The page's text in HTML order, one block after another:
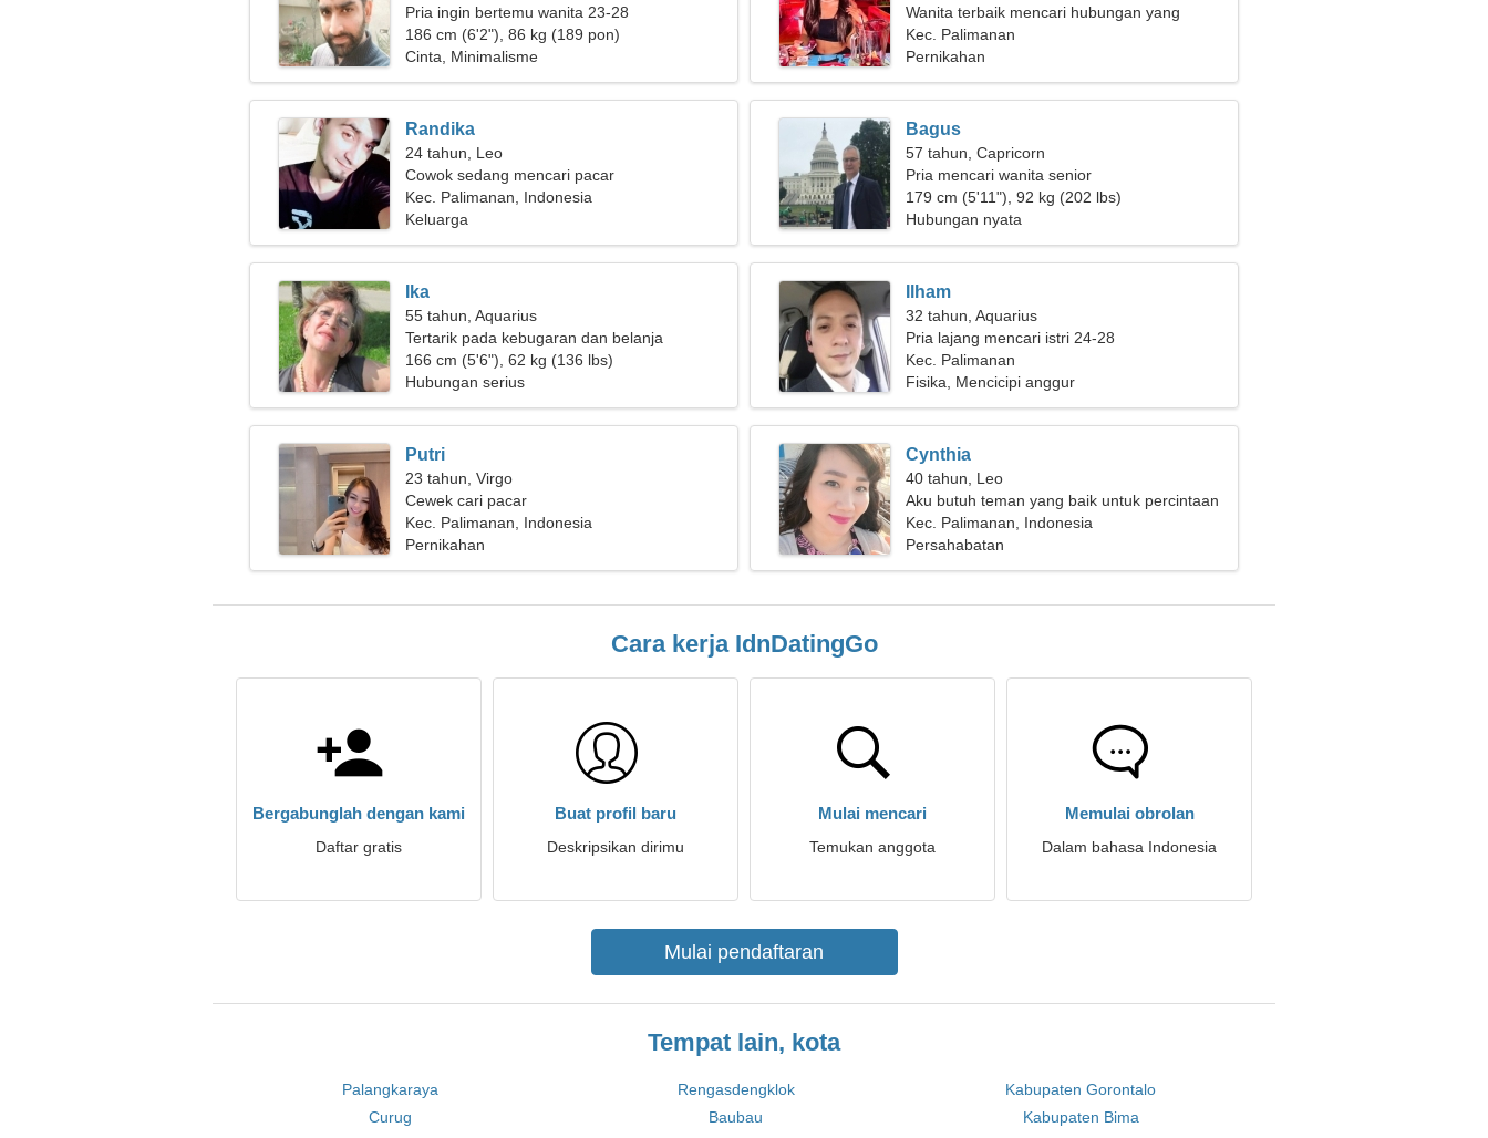
Pria ingin bertemu wanita 23-28
186 cm (6'2"), 86 kg (189 pon)
Cinta, Minimalisme
Wanita terbaik mencari hubungan yang
penuh gairah
Kec. Palimanan
Pernikahan
Randika
24 tahun, Leo
Cowok sedang mencari pacar
Kec. Palimanan, Indonesia
Keluarga
Bagus
57 tahun, Capricorn
Pria mencari wanita senior
179 cm (5'11"), 92 kg (202 lbs)
Hubungan nyata
Ika
55 tahun, Aquarius
Tertarik pada kebugaran dan belanja
166 cm (5'6"), 62 kg (136 lbs)
Hubungan serius
Ilham
32 tahun, Aquarius
Pria lajang mencari istri 24-28
Kec. Palimanan
Fisika, Mencicipi anggur
Putri
23 tahun, Virgo
Cewek cari pacar
Kec. Palimanan, Indonesia
Pernikahan
Cynthia
40 tahun, Leo
Aku butuh teman yang baik untuk percintaan
Kec. Palimanan, Indonesia
Persahabatan
Cara kerja IdnDatingGo
Bergabunglah dengan kami
Daftar gratis
Buat profil baru
Deskripsikan dirimu
Mulai mencari
Temukan anggota
Memulai obrolan
Dalam bahasa Indonesia
Mulai pendaftaran
Tempat lain, kota
Palangkaraya Rengasdengklok
Kabupaten Gorontalo
Curug
Baubau
Kabupaten Bima